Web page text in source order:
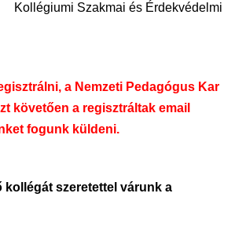
és Érdekvédelmi
a Nemzeti Pedagógus Kar
követően a regisztráltak email
fogunk küldeni.
kollégát szeretettel várunk a